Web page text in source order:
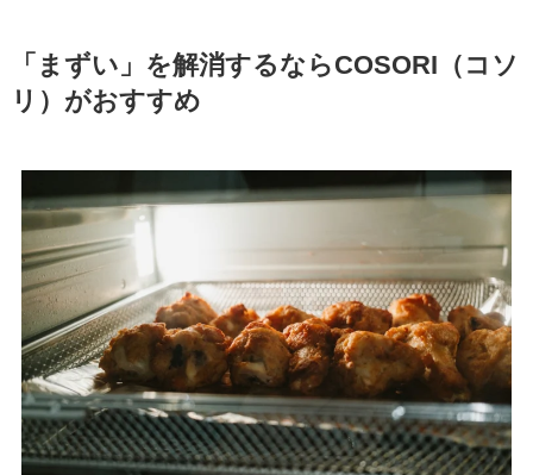
「まずい」を解消するならCOSORI（コソ
リ）がおすすめ